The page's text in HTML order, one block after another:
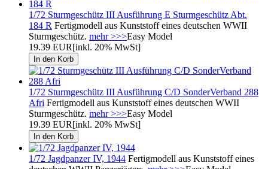
1/72 Sturmgeschütz III Ausführung E Sturmgeschütz Abt.
184 R Fertigmodell aus Kunststoff eines deutschen WWII
Sturmgeschütz. mehr >>>Easy Model
19.39 EUR[inkl. 20% MwSt]
1/72 Sturmgeschütz III Ausführung C/D SonderVerband 288
Afri Fertigmodell aus Kunststoff eines deutschen WWII
Sturmgeschütz. mehr >>>Easy Model
19.39 EUR[inkl. 20% MwSt]
1/72 Jagdpanzer IV, 1944 Fertigmodell aus Kunststoff eines